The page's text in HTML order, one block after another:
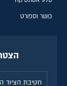
כושר וספורט